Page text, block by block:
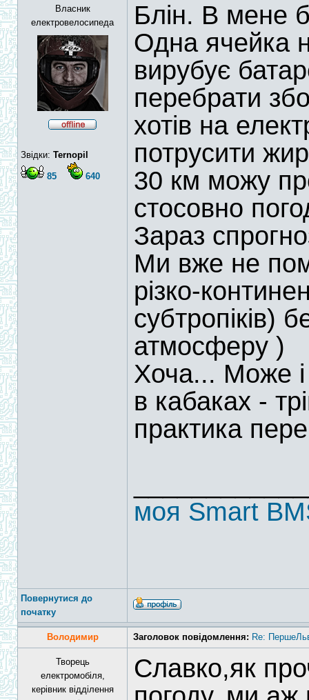
Власник
електровелосипеда
Звідки: Ternopil
85 640
Блін. В мене
Одна ячейка
вирубує
перебрати
хотів на
потрусити
30 км можу
стосовно
Зараз
Ми вже не
різко-
субтропіків)
атмосферу )
Хоча... Може і
в кабаках -
практика
моя Smart
Повернутися до
початку
Володимир Заголовок повідомлення: Re:
Творець
електромобіля,
керівник відділення
Славко,як